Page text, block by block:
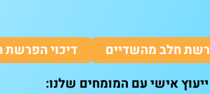
חלב מהשדיים דיכוי הפרשת
אישי עם המומחים שלנו: